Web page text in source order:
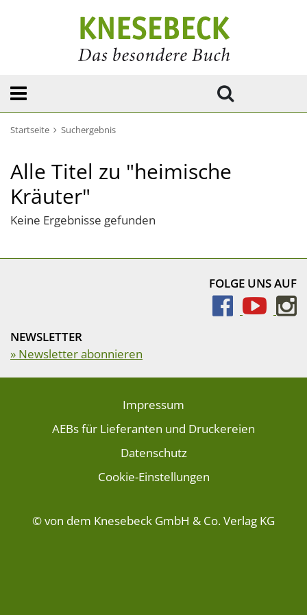
Startseite Suchergebnis
Alle Titel zu "heimische
Kräuter"
Keine Ergebnisse gefunden
FOLGE UNS AUF
NEWSLETTER
» Newsletter abonnieren
Impressum
AEBs für Lieferanten und Druckereien
Datenschutz
Cookie-Einstellungen
© von dem Knesebeck GmbH & Co. Verlag KG